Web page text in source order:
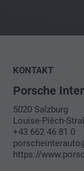
KONTAKT
Porsche
5020 Salzburg
Louise-Piëch-
+43 662 46 81 0
https://